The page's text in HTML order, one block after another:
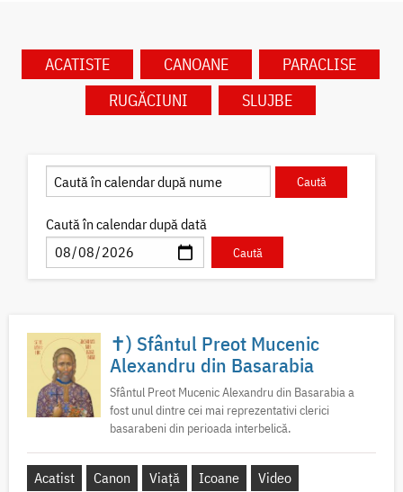
ACATISTE CANOANE
PARACLISE
RUGĂCIUNI
SLUJBE
Caută în calendar după dată
✝) Sfântul Preot Mucenic
Alexandru din Basarabia
Sfântul Preot Mucenic Alexandru din Basarabia a
fost unul dintre cei mai reprezentativi clerici
basarabeni din perioada interbelică.
Acatist Canon Viață Icoane
Video